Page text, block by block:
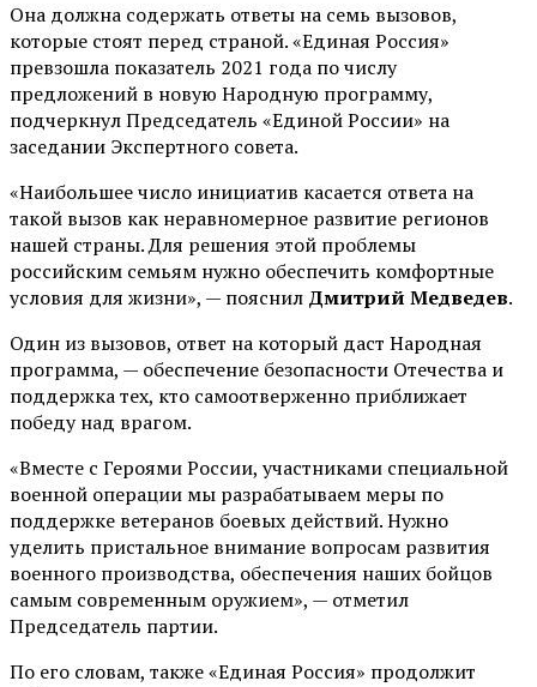
Она должна содержать ответы на семь вызовов,
которые стоят перед страной. «Единая Россия»
превзошла показатель 2021 года по числу
предложений в новую Народную программу,
подчеркнул Председатель «Единой России» на
заседании Экспертного совета.
«Наибольшее число инициатив касается ответа на
такой вызов как неравномерное развитие регионов
нашей страны. Для решения этой проблемы
российским семьям нужно обеспечить комфортные
условия для жизни», — пояснил Дмитрий Медведев.
Один из вызовов, ответ на который даст Народная
программа, — обеспечение безопасности Отечества и
поддержка тех, кто самоотверженно приближает
победу над врагом.
«Вместе с Героями России, участниками специальной
военной операции мы разрабатываем меры по
поддержке ветеранов боевых действий. Нужно
уделить пристальное внимание вопросам развития
военного производства, обеспечения наших бойцов
самым современным оружием», — отметил
Председатель партии.
По его словам, также «Единая Россия» продолжит